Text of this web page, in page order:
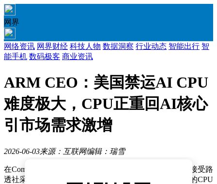
网界
网络资讯 网界财经 科技人物 数据洞察 行业动态 智能出行 智
能手机 数码极客 商业资讯
ARM CEO：美国禁运AI CPU
难度极大，CPU正重回AI核心
引市场需求激增
2026-06-03来源：互联网编辑：瑞雪
在Computex 2026展会期间，ARM首席执行官雷内·哈斯接受路
透社采访时表示，美国若试图全面禁止可用于人工智能的CPU